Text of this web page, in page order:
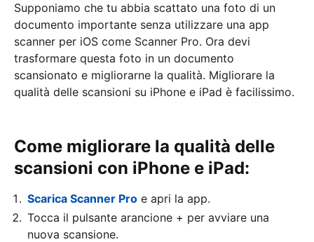
Supponiamo che tu abbia scattato una foto di un
documento importante senza utilizzare una app
scanner per iOS come Scanner Pro. Ora devi
trasformare questa foto in un documento
scansionato e migliorarne la qualità. Migliorare la
qualità delle scansioni su iPhone e iPad è facilissimo.
Come migliorare la qualità delle
scansioni con iPhone e iPad:
Scarica Scanner Pro e apri la app.
Tocca il pulsante arancione + per avviare una
nuova scansione.